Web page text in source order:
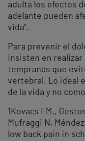
adulta los efectos
adelante pueden
vida”.
Para prevenir el
insisten en realizar
tempranas que
vertebral. Lo ideal
de la vida y no
1 Kovacs FM.,
Mufraggi N,
low back pain in